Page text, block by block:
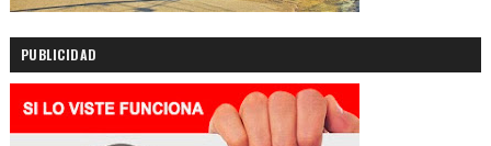
PUBLICIDAD